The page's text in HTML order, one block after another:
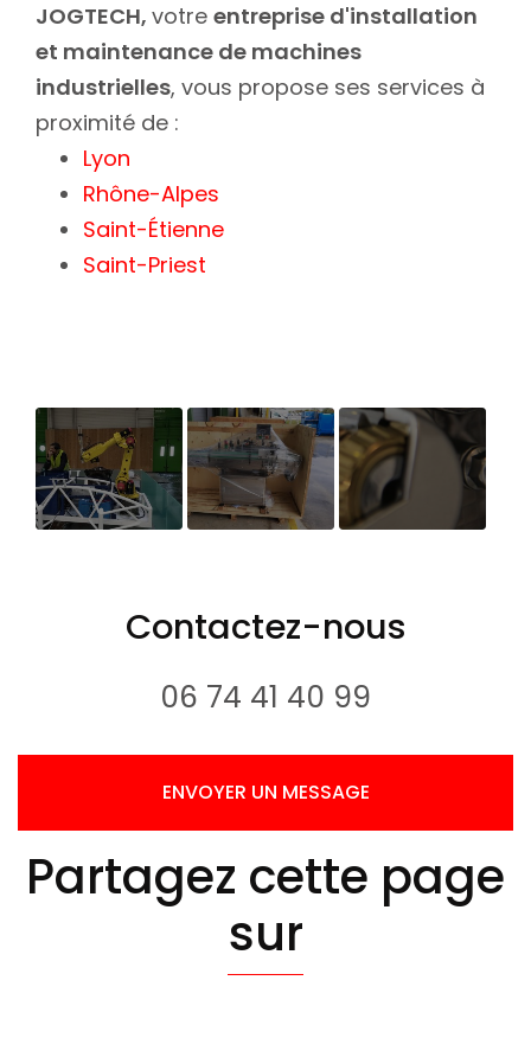
JOGTECH, votre entreprise d'installation
et maintenance de machines
industrielles, vous propose ses services à
proximité de :
Lyon
Rhône-Alpes
Saint-Étienne
Saint-Priest
JOGTECH
nouvelle ligne
de
1L
communication
Contactez-nous
06 74 41 40 99
ENVOYER UN MESSAGE
Partagez cette page
sur